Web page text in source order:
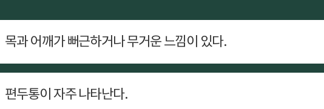
목과 어깨가 뻐근하거나 무거운 느낌이 있다.
편두통이 자주 나타난다.